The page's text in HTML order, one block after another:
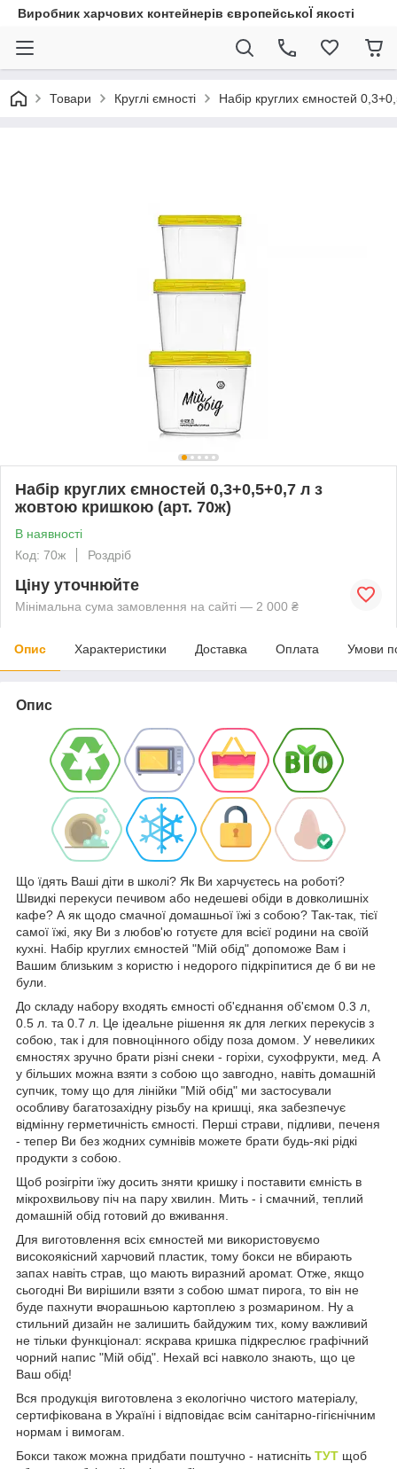
Виробник харчових контейнерів європейськоЇ якості
Товари Круглі ємності Набір круглих ємностей
Набір круглих ємностей 0,3+0,5+0,7 л з
жовтою кришкою (арт. 70ж)
В наявності
Код: 70ж
Роздріб
Ціну уточнюйте
Мінімальна сума замовлення на сайті — 2 000 ₴
Опис Характеристики Доставка Оплата Умови
Опис
Що їдять Ваші діти в школі? Як Ви харчуєтесь на роботі?
Швидкі перекуси печивом або недешеві обіди в довколишніх
кафе? А як щодо смачної домашньої їжі з собою? Так-так, тієї
самої їжі, яку Ви з любов'ю готуєте для всієї родини на своїй
кухні. Набір круглих ємностей "Мій обід" допоможе Вам і
Вашим близьким з користю і недорого підкріпитися де б ви не
були.
До складу набору входять ємності об'єднання об'ємом 0.3 л,
0.5 л. та 0.7 л. Це ідеальне рішення як для легких перекусів з
собою, так і для повноцінного обіду поза домом. У невеликих
ємностях зручно брати різні снеки - горіхи, сухофрукти, мед. А
у більших можна взяти з собою що завгодно, навіть домашній
супчик, тому що для лінійки "Мій обід" ми застосували
особливу багатозахідну різьбу на кришці, яка забезпечує
відмінну герметичність ємності. Перші страви, підливи, печеня
- тепер Ви без жодних сумнівів можете брати будь-які рідкі
продукти з собою.
Щоб розігріти їжу досить зняти кришку і поставити ємність в
мікрохвильову піч на пару хвилин. Мить - і смачний, теплий
домашній обід готовий до вживання.
Для виготовлення всіх ємностей ми використовуємо
високоякісний харчовий пластик, тому бокси не вбирають
запах навіть страв, що мають виразний аромат. Отже, якщо
сьогодні Ви вирішили взяти з собою шмат пирога, то він не
буде пахнути вчорашньою картоплею з розмарином. Ну а
стильний дизайн не залишить байдужим тих, кому важливий
не тільки функціонал: яскрава кришка підкреслює графічний
чорний напис "Мій обід". Нехай всі навколо знають, що це
Ваш обід!
Вся продукція виготовлена з екологічно чистого матеріалу,
сертифікована в Україні і відповідає всім санітарно-гігієнічним
нормам і вимогам.
Бокси також можна придбати поштучно - натисніть ТУТ щоб